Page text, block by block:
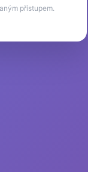
přístupem.